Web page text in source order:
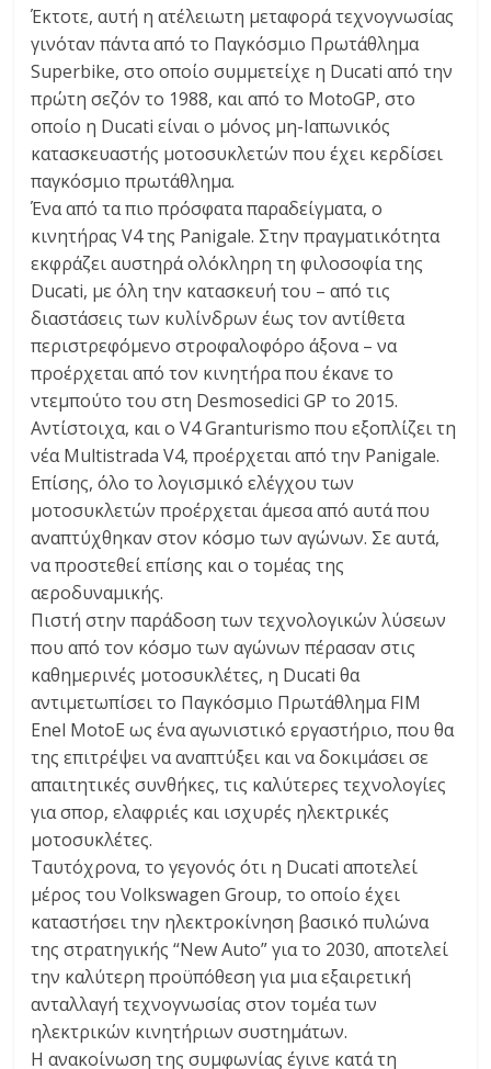
Έκτοτε, αυτή η ατέλειωτη μεταφορά τεχνογνωσίας
γινόταν πάντα από το Παγκόσμιο Πρωτάθλημα
Superbike, στο οποίο συμμετείχε η Ducati από την
πρώτη σεζόν το 1988, και από το MotoGP, στο
οποίο η Ducati είναι ο μόνος μη-Ιαπωνικός
κατασκευαστής μοτοσυκλετών που έχει κερδίσει
παγκόσμιο πρωτάθλημα.
Ένα από τα πιο πρόσφατα παραδείγματα, ο
κινητήρας V4 της Panigale. Στην πραγματικότητα
εκφράζει αυστηρά ολόκληρη τη φιλοσοφία της
Ducati, με όλη την κατασκευή του – από τις
διαστάσεις των κυλίνδρων έως τον αντίθετα
περιστρεφόμενο στροφαλοφόρο άξονα – να
προέρχεται από τον κινητήρα που έκανε το
ντεμπούτο του στη Desmosedici GP το 2015.
Αντίστοιχα, και ο V4 Granturismo που εξοπλίζει τη
νέα Multistrada V4, προέρχεται από την Panigale.
Επίσης, όλο το λογισμικό ελέγχου των
μοτοσυκλετών προέρχεται άμεσα από αυτά που
αναπτύχθηκαν στον κόσμο των αγώνων. Σε αυτά,
να προστεθεί επίσης και ο τομέας της
αεροδυναμικής.
Πιστή στην παράδοση των τεχνολογικών λύσεων
που από τον κόσμο των αγώνων πέρασαν στις
καθημερινές μοτοσυκλέτες, η Ducati θα
αντιμετωπίσει το Παγκόσμιο Πρωτάθλημα FIM
Enel MotoE ως ένα αγωνιστικό εργαστήριο, που θα
της επιτρέψει να αναπτύξει και να δοκιμάσει σε
απαιτητικές συνθήκες, τις καλύτερες τεχνολογίες
για σπορ, ελαφριές και ισχυρές ηλεκτρικές
μοτοσυκλέτες.
Ταυτόχρονα, το γεγονός ότι η Ducati αποτελεί
μέρος του Volkswagen Group, το οποίο έχει
καταστήσει την ηλεκτροκίνηση βασικό πυλώνα
της στρατηγικής “New Auto” για το 2030, αποτελεί
την καλύτερη προϋπόθεση για μια εξαιρετική
ανταλλαγή τεχνογνωσίας στον τομέα των
ηλεκτρικών κινητήριων συστημάτων.
Η ανακοίνωση της συμφωνίας έγινε κατά τη